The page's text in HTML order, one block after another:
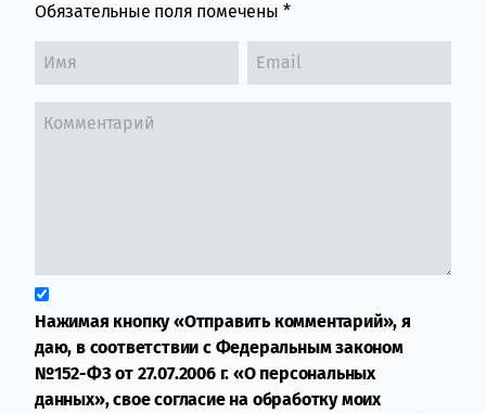
Обязательные поля помечены *
Нажимая кнопку «Отправить комментарий», я
даю, в соответствии с Федеральным законом
№152-ФЗ от 27.07.2006 г. «О персональных
данных», свое согласие на обработку моих